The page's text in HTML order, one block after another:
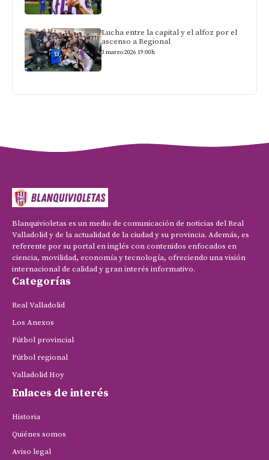
Lucha entre la capital y el alfoz por el
ascenso a Regional
3 marzo 2026 19:00h
Blanquivioletas es un medio de comunicación de noticias del Real
Valladolid y de la actualidad de la ciudad y su provincia. Además, es
referente por su portal en inglés con contenidos enfocados en
ciencia, movilidad, economía y tecnología, ofreciendo una visión
internacional de calidad y gran interés informativo.
Categorías
Real Valladolid
Los Anexos
Fútbol provincial
Fútbol regional
Valladolid Hoy
Enlaces de interés
Historia
Quiénes somos
Aviso legal